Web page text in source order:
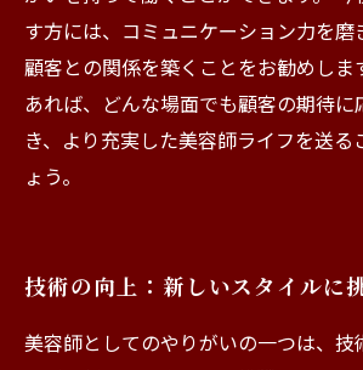
す方には、コミュニケーション力を磨
顧客との関係を築くことをお勧めしま
あれば、どんな場面でも顧客の期待に
き、より充実した美容師ライフを送る
ょう。
技術の向上：新しいスタイルに
美容師としてのやりがいの一つは、技